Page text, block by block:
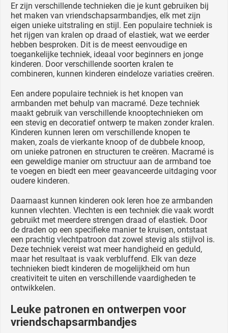
Er zijn verschillende technieken die je kunt gebruiken bij
het maken van vriendschapsarmbandjes, elk met zijn
eigen unieke uitstraling en stijl. Een populaire techniek is
het rijgen van kralen op draad of elastiek, wat we eerder
hebben besproken. Dit is de meest eenvoudige en
toegankelijke techniek, ideaal voor beginners en jonge
kinderen. Door verschillende soorten kralen te
combineren, kunnen kinderen eindeloze variaties creëren.
Een andere populaire techniek is het knopen van
armbanden met behulp van macramé. Deze techniek
maakt gebruik van verschillende knooptechnieken om
een stevig en decoratief ontwerp te maken zonder kralen.
Kinderen kunnen leren om verschillende knopen te
maken, zoals de vierkante knoop of de dubbele knoop,
om unieke patronen en structuren te creëren. Macramé is
een geweldige manier om structuur aan de armband toe
te voegen en biedt een meer geavanceerde uitdaging voor
oudere kinderen.
Daarnaast kunnen kinderen ook leren hoe ze armbanden
kunnen vlechten. Vlechten is een techniek die vaak wordt
gebruikt met meerdere strengen draad of elastiek. Door
de draden op een specifieke manier te kruisen, ontstaat
een prachtig vlechtpatroon dat zowel stevig als stijlvol is.
Deze techniek vereist wat meer handigheid en geduld,
maar het resultaat is vaak verbluffend. Elk van deze
technieken biedt kinderen de mogelijkheid om hun
creativiteit te uiten en verschillende vaardigheden te
ontwikkelen.
Leuke patronen en ontwerpen voor
vriendschapsarmbandjes